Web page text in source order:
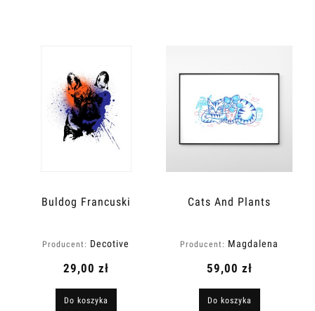
Buldog Francuski
Producent: Decotive
29,00 zł
Do koszyka
Cats And Plants
Producent: Magdalena
59,00 zł
Do koszyka